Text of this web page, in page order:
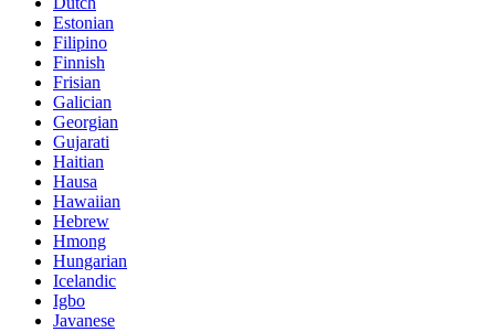
Estonian
Filipino
Finnish
Frisian
Galician
Georgian
Gujarati
Haitian
Hausa
Hawaiian
Hebrew
Hmong
Hungarian
Icelandic
Igbo
Javanese